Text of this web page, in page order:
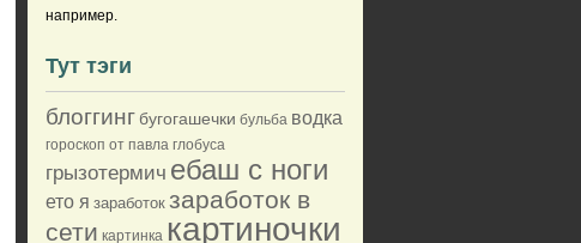
например.
Тут тэги
блоггингбугогашечки бульба водка
гороскоп от павла глобуса
грызотермич ебаш с ноги
ето я заработок заработок в
сети картинка картиночки